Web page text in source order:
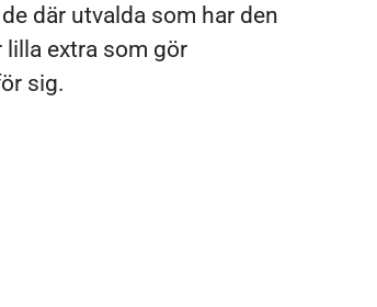
där utvalda som har den
extra som gör
sig.